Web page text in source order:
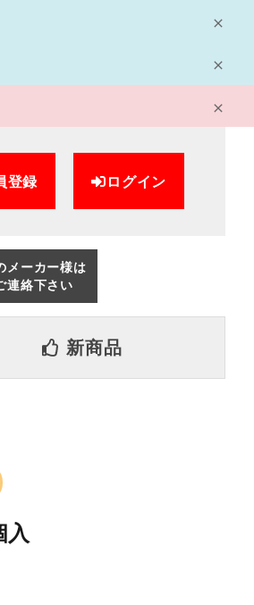
登録 ログイン
メーカー様は
連絡下さい
新商品
入